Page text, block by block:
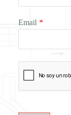
Email *